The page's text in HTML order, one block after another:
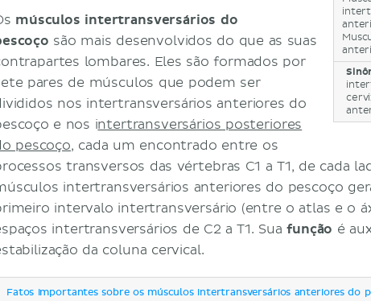
músculos intertransversários do
são mais desenvolvidos do que as suas
lombares. Eles são formados por
pares de músculos que podem ser
nos intertransversários anteriores do
e nos intertransversários posteriores
pescoço, cada um encontrado entre os
transversos das vértebras C1 a T1, de cada
intertransversários anteriores do pescoço
intervalo intertransversário (entre o atlas e o
intertransversários de C2 a T1. Suafunção é
da coluna cervical.
Fatos importantes sobre os músculos intertransversários anteriores do